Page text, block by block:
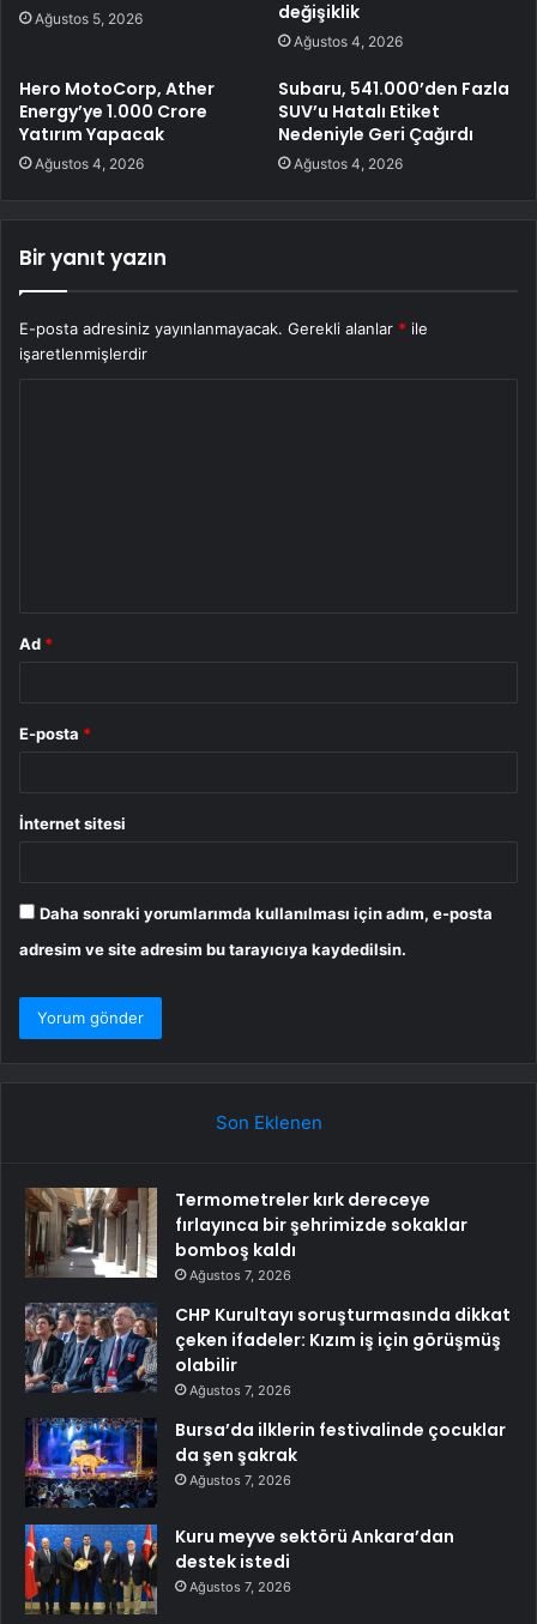
Ağustos 5, 2026
değişiklik
Ağustos 4, 2026
Hero MotoCorp, Ather
Energy’ye 1.000 Crore
Yatırım Yapacak
Ağustos 4, 2026
Subaru, 541.000’den Fazla
SUV’u Hatalı Etiket
Nedeniyle Geri Çağırdı
Ağustos 4, 2026
Bir yanıt yazın
E-posta adresiniz yayınlanmayacak. Gerekli alanlar * ile
işaretlenmişlerdir
Ad *
E-posta *
İnternet sitesi
Daha sonraki yorumlarımda kullanılması için adım, e-posta
adresim ve site adresim bu tarayıcıya kaydedilsin.
Son Eklenen
Termometreler kırk dereceye
fırlayınca bir şehrimizde sokaklar
bomboş kaldı
Ağustos 7, 2026
CHP Kurultayı soruşturmasında dikkat
çeken ifadeler: Kızım iş için görüşmüş
olabilir
Ağustos 7, 2026
Bursa’da ilklerin festivalinde çocuklar
da şen şakrak
Ağustos 7, 2026
Kuru meyve sektörü Ankara’dan
destek istedi
Ağustos 7, 2026